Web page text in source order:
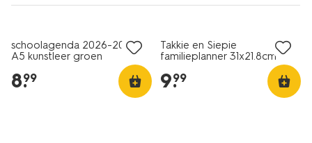
schoolagenda 2026-2027
A5 kunstleer groen
8.
99
Takkie en Siepie
familieplanner 31x21.8cm
9.
99